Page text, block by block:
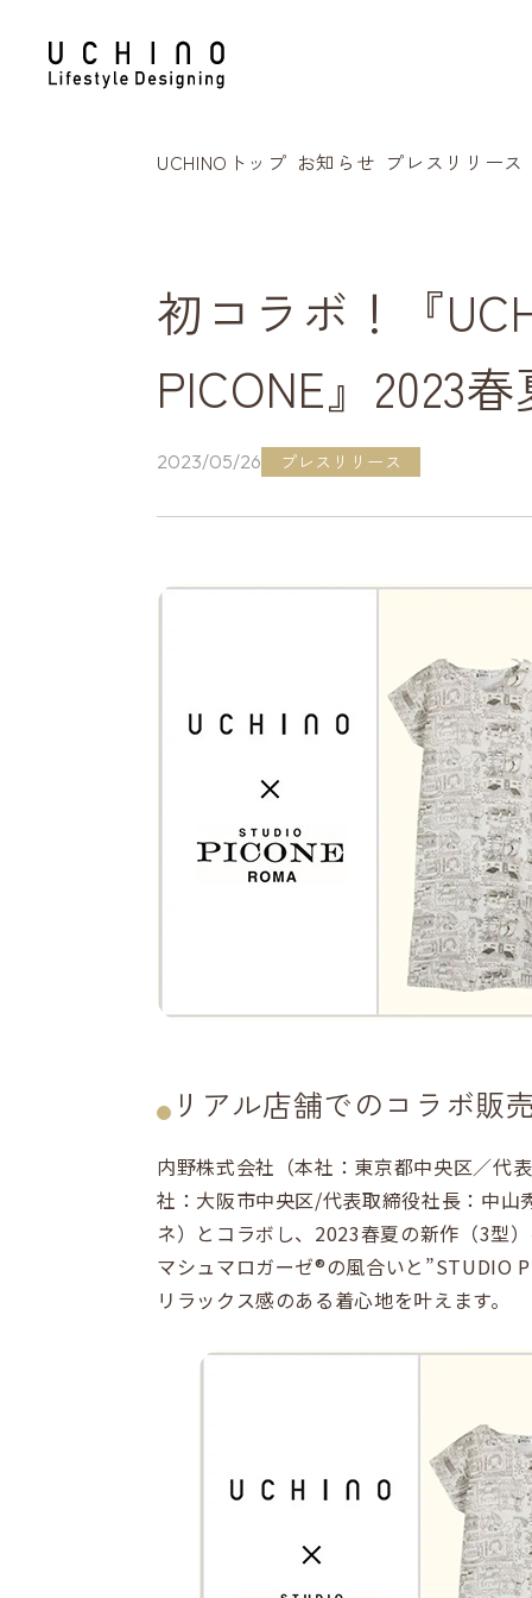
UCHINOトップ お知らせ プレスリリース
初コラボ！『
PICONE』2023
2023/05/26 プレスリリース
リアル店舗でのコラボ販
内野株式会社（本社：東京都中央区／代
社：大阪市中央区/代表取締役社長：中
ネ）とコラボし、2023春夏の新作（3型
マシュマロガーゼ®の風合いと”STUDIO
リラックス感のある着心地を叶えます。